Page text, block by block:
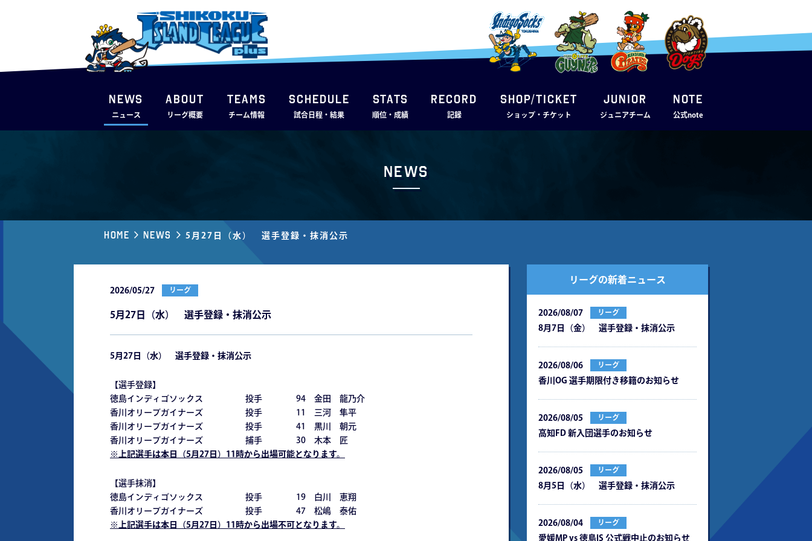
NEWS
ニュース
ABOUT
リーグ概要
TEAMS
チーム情報
SCHEDULE
試合日程・結果
STATS
順位・成績
RECORD
記録
SHOP/TICKET
ショップ・チケット
JUNIOR
ジュニアチーム
note
公式note
News
Home News 5月27日（水） 選手登録・抹消公示
2026/05/27 リーグ
5月27日（水） 選手登録・抹消公示
5月27日（水） 選手登録・抹消公示
【選手登録】
徳島インディゴソックス 投手 94 金田 龍乃介
香川オリーブガイナーズ 投手 11 三河 隼平
香川オリーブガイナーズ 投手 41 黒川 朝元
香川オリーブガイナーズ 捕手 30 木本 匠
※上記選手は本日（5月27日）11時から出場可能となります。
【選手抹消】
徳島インディゴソックス 投手 19 白川 恵翔
香川オリーブガイナーズ 投手 47 松嶋 泰佑
※上記選手は本日（5月27日）11時から出場不可となります。
リーグの新着ニュース
2026/08/07 リーグ
8月7日（金） 選手登録・抹消公示
2026/08/06 リーグ
⾹川OG 選⼿期限付き移籍のお知らせ
2026/08/05 リーグ
⾼知FD 新⼊団選⼿のお知らせ
2026/08/05 リーグ
8月5日（水） 選手登録・抹消公示
2026/08/04 リーグ
愛媛MP vs 徳島IS 公式戦中⽌のお知らせ